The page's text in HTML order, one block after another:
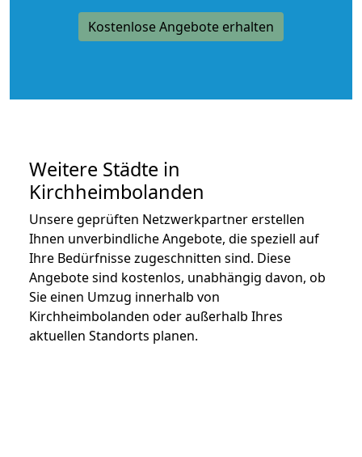
Kostenlose Angebote erhalten
Weitere Städte in
Kirchheimbolanden
Unsere geprüften Netzwerkpartner erstellen
Ihnen unverbindliche Angebote, die speziell auf
Ihre Bedürfnisse zugeschnitten sind. Diese
Angebote sind kostenlos, unabhängig davon, ob
Sie einen Umzug innerhalb von
Kirchheimbolanden oder außerhalb Ihres
aktuellen Standorts planen.